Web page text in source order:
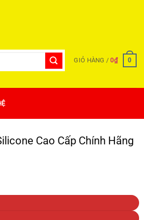
GIỎ HÀNG /0₫ 0
Cao Cấp Chính Hãng